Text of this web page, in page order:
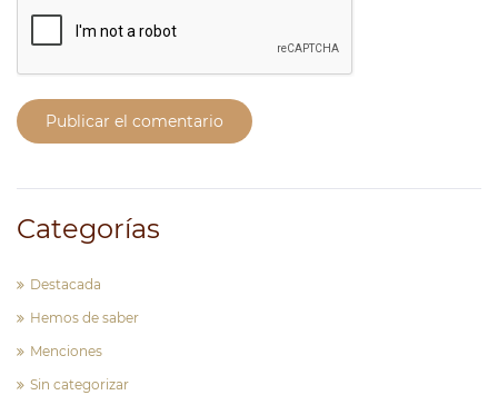
Publicar el comentario
Categorías
Destacada
Hemos de saber
Menciones
Sin categorizar